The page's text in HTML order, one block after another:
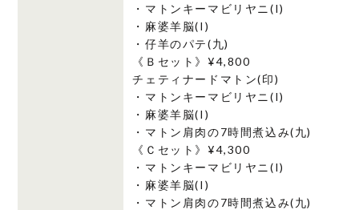
・マトンキーマビリヤニ(I)
・麻婆羊脳(I)
・仔羊のパテ(九)
《Ｂセット》¥4,800
チェティナードマトン(印)
・マトンキーマビリヤニ(I)
・麻婆羊脳(I)
・マトン肩肉の7時間煮込み(九)
《Ｃセット》¥4,300
・マトンキーマビリヤニ(I)
・麻婆羊脳(I)
・マトン肩肉の7時間煮込み(九)